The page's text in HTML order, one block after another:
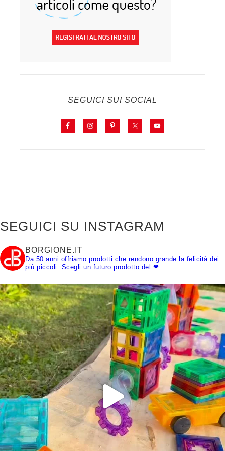
SEGUICI SUI SOCIAL
SEGUICI SU INSTAGRAM
BORGIONE.IT
Da 50 anni offriamo prodotti che rendono grande la felicità dei
più piccoli. Scegli un futuro prodotto del ❤